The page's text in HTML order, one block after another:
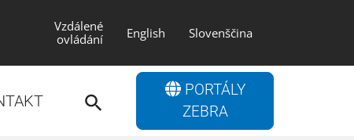
Vzdálené
ovládání
English Slovenščina
PORTÁLY
ZEBRA